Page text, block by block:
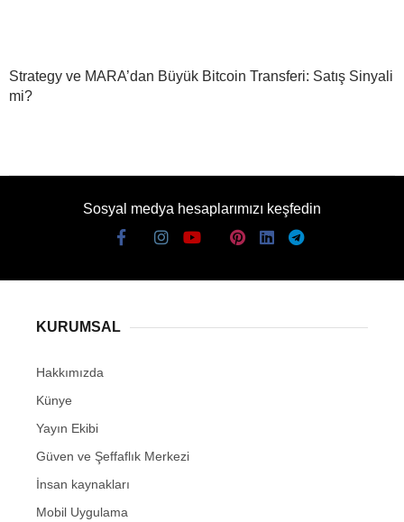
Strategy ve MARA’dan Büyük Bitcoin Transferi: Satış Sinyali
mi?
Sosyal medya hesaplarımızı keşfedin
KURUMSAL
Hakkımızda
Künye
Yayın Ekibi
Güven ve Şeffaflık Merkezi
İnsan kaynakları
Mobil Uygulama